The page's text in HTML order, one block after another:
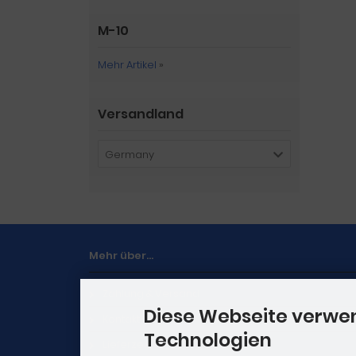
M-10
Mehr Artikel »
Versandland
Germany
Mehr über...
Lieferzeit
Diese Webseite
Technologien